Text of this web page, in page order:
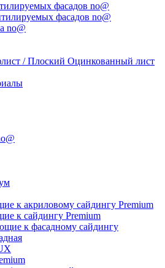
фасадов no@
фасадов no@
no@
/ Плоский Оцинкованный лист
к акриловому сайдингу Premium
к сайдингу Premium
к фасадному сайдингу